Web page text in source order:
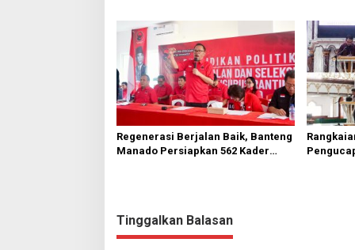
Regenerasi Berjalan Baik, Banteng
Manado Persiapkan 562 Kader
Tinggalkan Balasan